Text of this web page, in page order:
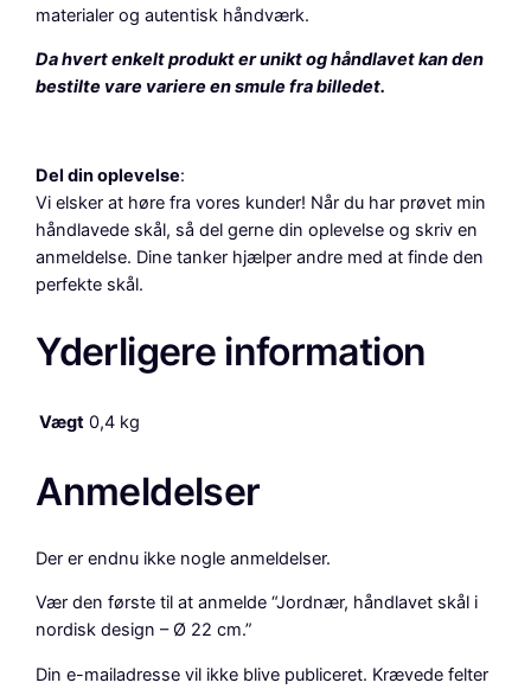
g
n
–
c
m
.
a
n
a
materialer og autentisk håndværk.
Da hvert enkelt produkt er unikt og håndlavet kan den
bestilte vare variere en smule fra billedet.
Del din oplevelse:
Vi elsker at høre fra vores kunder! Når du har prøvet min
håndlavede skål, så del gerne din oplevelse og skriv en
anmeldelse. Dine tanker hjælper andre med at finde den
perfekte skål.
Yderligere information
Vægt 0,4 kg
Anmeldelser
Der er endnu ikke nogle anmeldelser.
Vær den første til at anmelde “Jordnær, håndlavet skål i
nordisk design – Ø 22 cm.”
Din e-mailadresse vil ikke blive publiceret. Krævede felter